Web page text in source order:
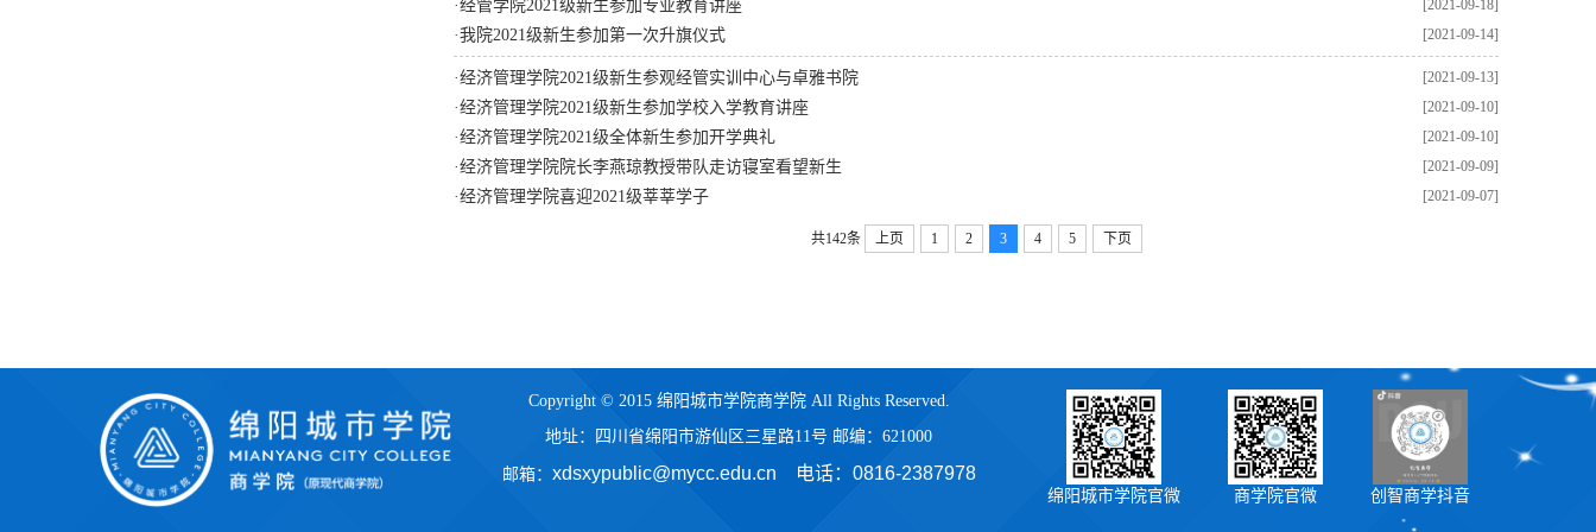
[2021-09-18]
·经管学院2021级新生参加专业教育讲座
[2021-09-14]
·我院2021级新生参加第一次升旗仪式
[2021-09-13]
·经济管理学院2021级新生参观经管实训中心与卓雅书院
[2021-09-10]
·经济管理学院2021级新生参加学校入学教育讲座
[2021-09-10]
·经济管理学院2021级全体新生参加开学典礼
[2021-09-09]
·经济管理学院院长李燕琼教授带队走访寝室看望新生
[2021-09-07]
·经济管理学院喜迎2021级莘莘学子
共142条 上页 1 2 3 4 5 下页
Copyright © 2015 绵阳城市学院商学院 All Rights Reserved.
地址：四川省绵阳市游仙区三星路11号 邮编：621000
邮箱： xdsxypublic@mycc.edu.cn 电话： 0816-2387978
绵阳城市学院官微 商学院官微 创智商学抖音